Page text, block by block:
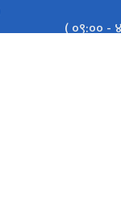
( ०९:०० -